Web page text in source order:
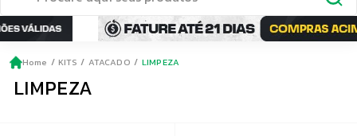
Home KITS ATACADO LIMPEZA
LIMPEZA